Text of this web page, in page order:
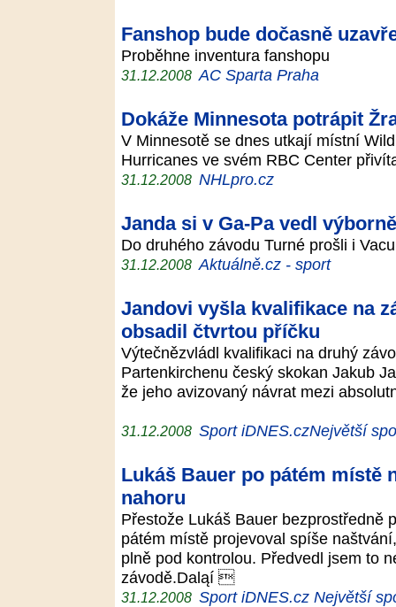
Fanshop bude dočasně
Proběhne inventura fanshopu
31.12.2008 AC Sparta Praha
Dokáže Minnesota potrápit
V Minnesotě se dnes utkají místní
Hurricanes ve svém RBC Center
31.12.2008 NHLpro.cz
Janda si v Ga-Pa vedl
Do druhého závodu Turné prošli i
31.12.2008 Aktuálně.cz - sport
Jandovi vyšla kvalifikace na
obsadil čtvrtou příčku
Výtečnězvládl kvalifikaci na druhý
Partenkirchenu český skokan Jakub
že jeho avizovaný návrat mezi
31.12.2008 Sport iDNES.czNejvětší
Lukáš Bauer po pátém místě
nahoru
Přestože Lukáš Bauer bezprostředně
pátém místě projevoval spíše
plně pod kontrolou. Předvedl jsem to
závodě.Daląí 
31.12.2008 Sport iDNES.cz Největší